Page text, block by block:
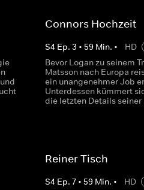
Connors Hochzeit
S4 Ep. 3 • 59Min. • HD
Bevor Logan zu seinem
Matsson nach Europa
ein unangenehmer Job
Unterdessen kümmert
die letzten Details seiner
Reiner Tisch
S4 Ep. 7• 59Min. • HD